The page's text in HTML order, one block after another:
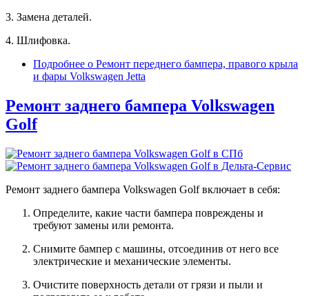
3. Замена деталей.
4. Шлифовка.
Подробнее о Ремонт переднего бампера, правого крыла
и фары Volkswagen Jetta
Ремонт заднего бампера Volkswagen
Golf
Ремонт заднего бампера Volkswagen Golf включает в себя:
Определите, какие части бампера повреждены и
требуют замены или ремонта.
Снимите бампер с машины, отсоединив от него все
электрические и механические элементы.
Очистите поверхность детали от грязи и пыли и